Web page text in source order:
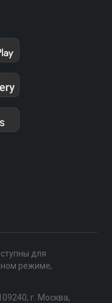
для
режиме,
г. Москва,